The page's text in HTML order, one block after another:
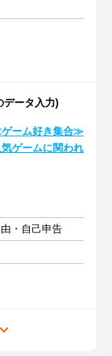
ータ入力)
ゲーム好き集合≫
ゲームに関われ
・自己申告